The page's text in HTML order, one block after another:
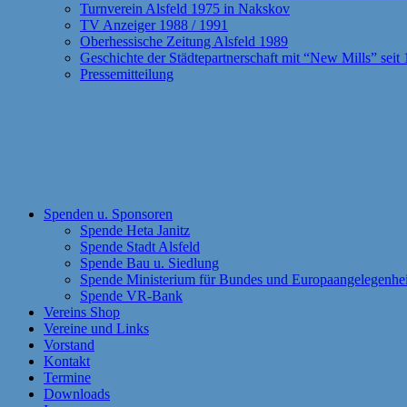
Turnverein Alsfeld 1975 in Nakskov
TV Anzeiger 1988 / 1991
Oberhessische Zeitung Alsfeld 1989
Geschichte der Städtepartnerschaft mit “New Mills” seit
Pressemitteilung
Spenden u. Sponsoren
Spende Heta Janitz
Spende Stadt Alsfeld
Spende Bau u. Siedlung
Spende Ministerium für Bundes und
Spende VR-Bank
Vereins Shop
Vereine und Links
Vorstand
Kontakt
Termine
Downloads